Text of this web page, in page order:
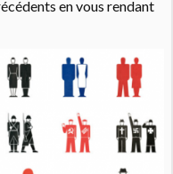
en vous rendant